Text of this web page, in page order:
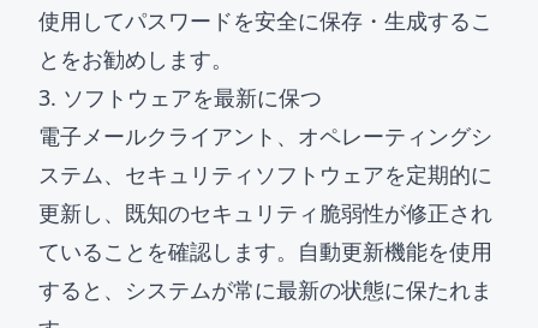
使用してパスワードを安全に保存・生成するこ
とをお勧めします。
3. ソフトウェアを最新に保つ
電子メールクライアント、オペレーティングシ
ステム、セキュリティソフトウェアを定期的に
更新し、既知のセキュリティ脆弱性が修正され
ていることを確認します。自動更新機能を使用
すると、システムが常に最新の状態に保たれま